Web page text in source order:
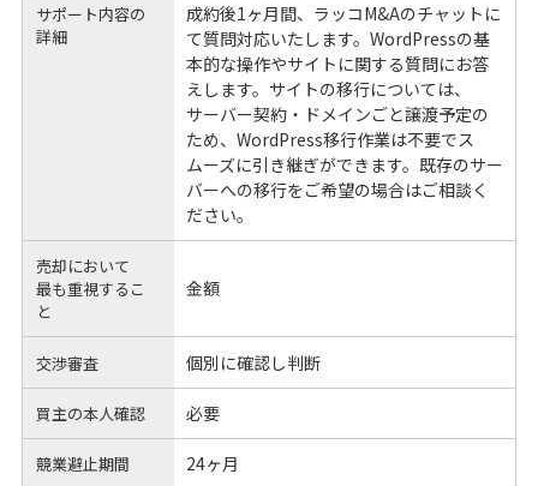
サポート内容の
詳細
成約後1ヶ月間、ラッコM&Aのチャットに
て質問対応いたします。WordPressの基
本的な操作やサイトに関する質問にお答
えします。サイトの移行については、
サーバー契約・ドメインごと譲渡予定の
ため、WordPress移行作業は不要でス
ムーズに引き継ぎができます。既存のサー
バーへの移行をご希望の場合はご相談く
ださい。
売却において
最も重視するこ
と
金額
交渉審査 個別に確認し判断
買主の本人確認 必要
競業避止期間 24ヶ月